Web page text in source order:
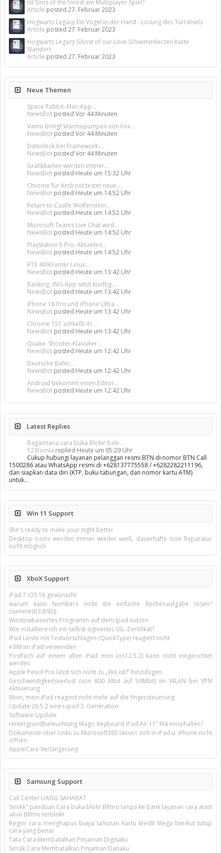
Ist Sons of the forest ein Multiplayer-Spiel?
Article posted 27. Februar 2023
Hogwarts Legacy Ein Vogel in der Hand - Lösung des Türrätsels
Article posted 27. Februar 2023
Hogwarts Legacy Ghost of our Love Schwimmkerzen Karte
Standort
Article posted 27. Februar 2023
Neue Themen
Space Rabbit: Mac-App...
NewsBot posted Vor 44 Minuten
Vamo bringt Wärmepumpen von Fox...
NewsBot posted Vor 44 Minuten
Datenleck bei Framework:...
NewsBot posted Vor 44 Minuten
Grafikkarten werden immer...
NewsBot posted Heute um 15:32 Uhr
Chrome für Android testet neue...
NewsBot posted Heute um 14:52 Uhr
Return to Castle Wolfenstein...
NewsBot posted Heute um 14:52 Uhr
Microsoft Teams Live Chat wird...
NewsBot posted Heute um 14:52 Uhr
PlayStation 5 Pro: Aktuelles...
NewsBot posted Heute um 14:52 Uhr
RTX 4090 unter Linux:...
NewsBot posted Heute um 13:42 Uhr
Banking: ING-App setzt künftig...
NewsBot posted Heute um 13:42 Uhr
iPhone 18 Pro und iPhone Ultra...
NewsBot posted Heute um 13:42 Uhr
Chrome 151 schließt 41...
NewsBot posted Heute um 13:42 Uhr
Quake: Shooter-Klassiker...
NewsBot posted Heute um 12:42 Uhr
Deutsche Bahn:...
NewsBot posted Heute um 12:42 Uhr
Android bekommt einen Editor...
NewsBot posted Heute um 12:42 Uhr
Latest Replies
Bagaimana cara buka Blokir bale...
123tomla replied Heute um 05:29 Uhr
Cukup hubungi layanan pelanggan resmi BTN di nomor BTN Call
1500286 atau WhatsApp resmi di +628137775558 / +6282282211196,
dan siapkan data diri (KTP, buku tabungan, dan nomor kartu ATM)
untuk…
Win 11 Support
She's ready to make your night better
Desktop Icons werden immer wieder weiß, dauerhafte Icon Reparatur
nicht möglich
XboX Support
iPad 7 iOS 18 gewünscht
warum kann Numbers nicht die einfache Rechenaufgabe lösen?
(summe(B3:B92))
Windowbasiertes Programm auf dem Ipad nutzen
Wie installiere ich ein selbst-signiertes SSL-Zertifikat?
iPad Leiste mit Textvorschlägen (QuickType) reagiert nicht
eSIM im iPad verwenden
Postfach auf einem alten iPad mini (os12.5.2) kann nicht eingerichtet
werden
Apple Pencil Pro lässt sich nicht zu „Wo ist?“ hinzufügen
Geschwindigkeitsverlust (von 800 Mbit auf 50Mbit) im WLAN bei VPN
Aktivierung
Moin, mein iPad reagiert nicht mehr auf die fingersteuerung
Update 26.5.2 eines ipad 3. Generation
Software-Update
Hintergrundbeleuchtung Magic Keyboard iPad Air 11’’ M4 einschalten?
Dokumente über Links zu Microsoft365 lassen sich in iPad u. iPhone nicht
öffnen
AppleCare Verlängerung
Samsung Support
Call Center UANG SAHABAT
SimAk" panduan Cara buka blokr BRmo tanpa ke bank layanan cara atasi
akun BRmo terblokr
Begini cara menghapus biaya tahunan kartu kredit Mega berikut tutup
cara yang benar
Tata Cara Membatalkan Pinjaman Digisaku
Simak Cara Membatalkan Pinjaman Danaku